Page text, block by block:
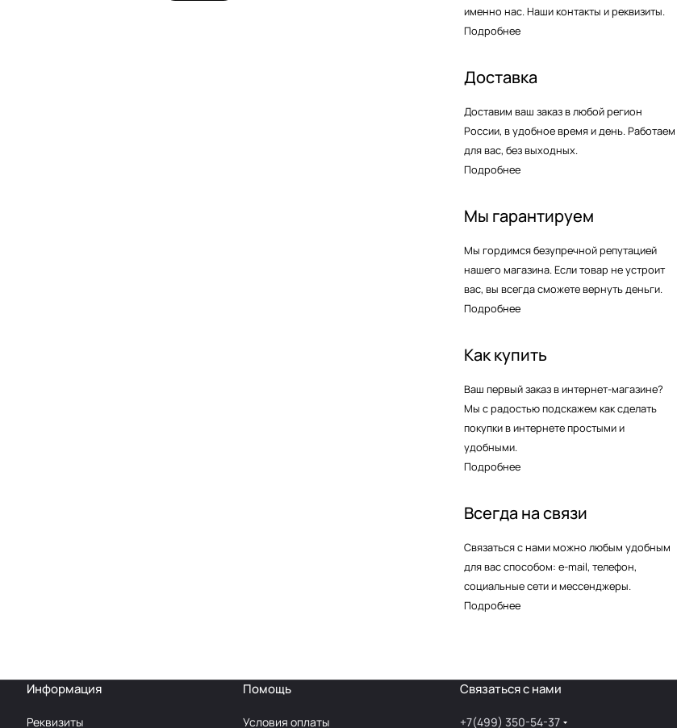
именно нас. Наши контакты и реквизиты.
Подробнее
Доставка
Доставим ваш заказ в любой регион
России, в удобное время и день. Работаем
для вас, без выходных.
Подробнее
Мы гарантируем
Мы гордимся безупречной репутацией
нашего магазина. Если товар не устроит
вас, вы всегда сможете вернуть деньги.
Подробнее
Как купить
Ваш первый заказ в интернет-магазине?
Мы с радостью подскажем как сделать
покупки в интернете простыми и
удобными.
Подробнее
Всегда на связи
Связаться с нами можно любым удобным
для вас способом: e-mail, телефон,
социальные сети и мессенджеры.
Подробнее
Информация
Реквизиты
Помощь
Условия оплаты
Связаться с нами
+7(499) 350-54-37